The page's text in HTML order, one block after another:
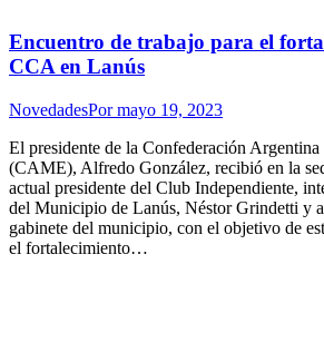
Encuentro de trabajo para el
CCA en Lanús
NovedadesPormayo 19, 2023
El presidente de la Confederación
(CAME), Alfredo González, recibió en la
actual presidente del Club Independiente,
del Municipio de Lanús, Néstor Grindetti y
gabinete del municipio, con el objetivo de
el fortalecimiento…